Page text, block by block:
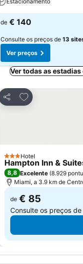
de € 140
Consulte os preços de 13
Ver preços
Ver todas as estadias
Partilhar
Adicionar aos
3 Estrelas
Hotel
Hampton Inn &
8,8 Excelente (8.929
Miami, a 3.9 km de
de € 85
Consulte os preços de